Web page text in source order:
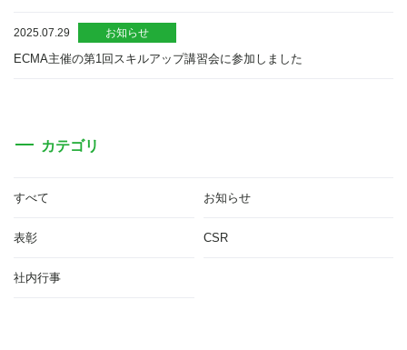
2025.07.29 お知らせ
ECMA主催の第1回スキルアップ講習会に参加しました
カテゴリ
すべて お知らせ
表彰 CSR
社内行事